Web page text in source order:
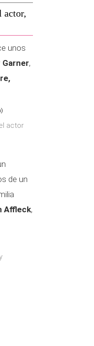
actor,
unos
,
actor
de un
Affleck,